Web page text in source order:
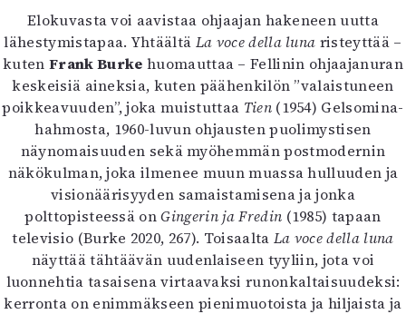
Elokuvasta voi aavistaa ohjaajan hakeneen uutta
lähestymistapaa. Yhtäältä La voce della luna risteyttää –
kutenFrank Burke huomauttaa – Fellinin ohjaajanuran
keskeisiä aineksia, kuten päähenkilön ”valaistuneen
poikkeavuuden”, joka muistuttaa Tien(1954) Gelsomina-
hahmosta, 1960-luvun ohjausten puolimystisen
näynomaisuuden sekä myöhemmän postmodernin
näkökulman, joka ilmenee muun muassa hulluuden ja
visionäärisyyden samaistamisena ja jonka
polttopisteessä onGingerin ja Fredin (1985) tapaan
televisio (Burke 2020, 267). Toisaalta La voce della luna
näyttää tähtäävän uudenlaiseen tyyliin, jota voi
luonnehtia tasaisena virtaavaksi runonkaltaisuudeksi:
kerronta on enimmäkseen pienimuotoista ja hiljaista ja